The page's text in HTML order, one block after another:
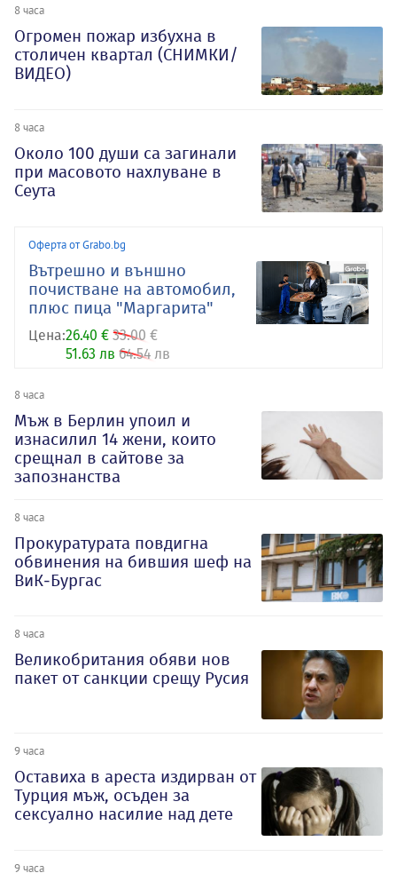
8 часа
Огромен пожар избухна в
столичен квартал (СНИМКИ/
ВИДЕО)
8 часа
Около 100 души са загинали
при масовото нахлуване в
Сеута
Оферта от Grabo.bg
Вътрешно и външно
почистване на автомобил,
плюс пица "Маргарита"
Цена:26.40 € 33.00 €
51.63 лв 64.54 лв
8 часа
Мъж в Берлин упоил и
изнасилил 14 жени, които
срещнал в сайтове за
запознанства
8 часа
Прокуратурата повдигна
обвинения на бившия шеф на
ВиК-Бургас
8 часа
Великобритания обяви нов
пакет от санкции срещу Русия
9 часа
Оставиха в ареста издирван от
Турция мъж, осъден за
сексуално насилие над дете
9 часа